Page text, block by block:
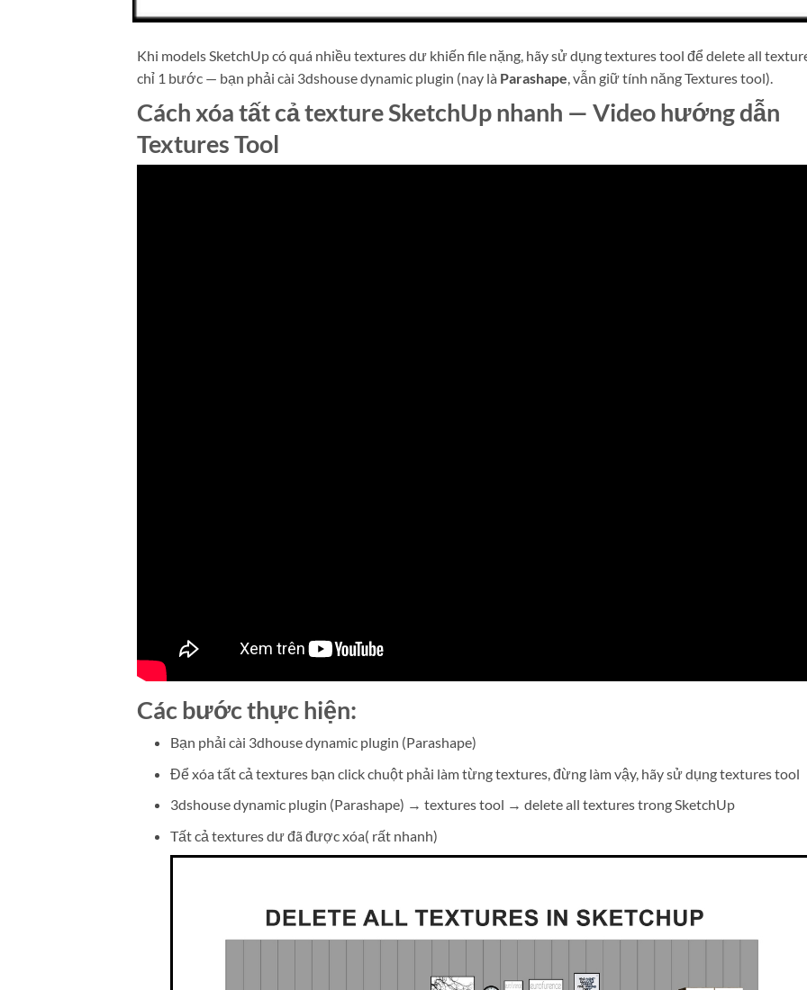
Khi models SketchUp có quá nhiều textures dư khiến file nặng, hãy sử dụng textures tool để delete all
chỉ 1 bước — bạn phải cài 3dshouse dynamic plugin (nay là Parashape, vẫn giữ tính năng Textures tool).
Cách xóa tất cả texture SketchUp nhanh — Video hướng dẫn
Textures Tool
Các bước thực hiện:
Bạn phải cài 3dhouse dynamic plugin (Parashape)
Để xóa tất cả textures bạn click chuột phải làm từng textures, đừng làm vậy, hãy sử dụng textures tool
3dshouse dynamic plugin (Parashape) → textures tool → delete all textures trong SketchUp
Tất cả textures dư đã được xóa( rất nhanh)